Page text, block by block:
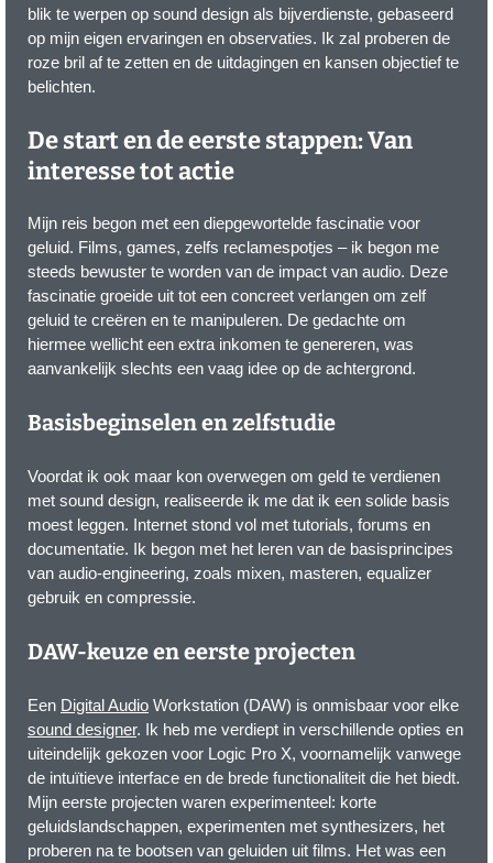
blik te werpen op sound design als bijverdienste, gebaseerd
op mijn eigen ervaringen en observaties. Ik zal proberen de
roze bril af te zetten en de uitdagingen en kansen objectief te
belichten.
De start en de eerste stappen: Van
interesse tot actie
Mijn reis begon met een diepgewortelde fascinatie voor
geluid. Films, games, zelfs reclamespotjes – ik begon me
steeds bewuster te worden van de impact van audio. Deze
fascinatie groeide uit tot een concreet verlangen om zelf
geluid te creëren en te manipuleren. De gedachte om
hiermee wellicht een extra inkomen te genereren, was
aanvankelijk slechts een vaag idee op de achtergrond.
Basisbeginselen en zelfstudie
Voordat ik ook maar kon overwegen om geld te verdienen
met sound design, realiseerde ik me dat ik een solide basis
moest leggen. Internet stond vol met tutorials, forums en
documentatie. Ik begon met het leren van de basisprincipes
van audio-engineering, zoals mixen, masteren, equalizer
gebruik en compressie.
DAW-keuze en eerste projecten
Een Digital Audio Workstation (DAW) is onmisbaar voor elke
sound designer. Ik heb me verdiept in verschillende opties en
uiteindelijk gekozen voor Logic Pro X, voornamelijk vanwege
de intuïtieve interface en de brede functionaliteit die het biedt.
Mijn eerste projecten waren experimenteel: korte
geluidslandschappen, experimenten met synthesizers, het
proberen na te bootsen van geluiden uit films. Het was een